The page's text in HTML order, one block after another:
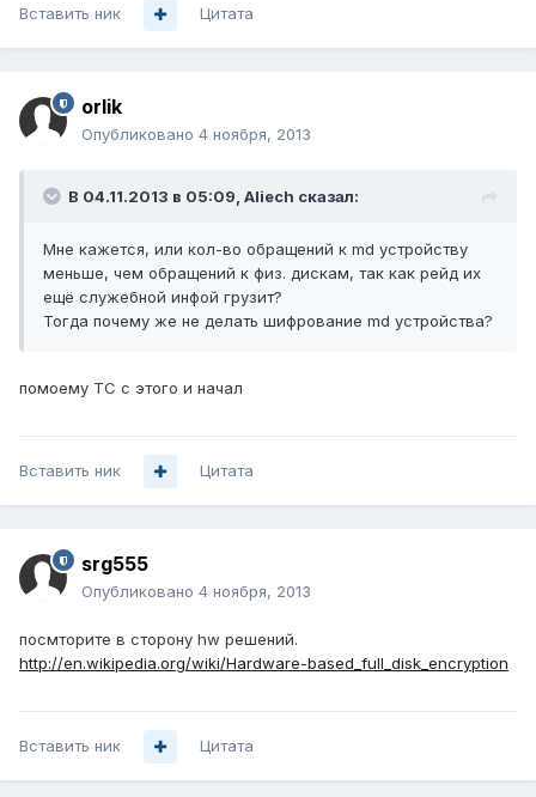
Вставить ник Цитата
orlik
Опубликовано 4 ноября, 2013
В 04.11.2013 в 05:09, Aliech сказал:
Мне кажется, или кол-во обращений к md устройству
меньше, чем обращений к физ. дискам, так как рейд их
ещё служебной инфой грузит?
Тогда почему же не делать шифрование md устройства?
помоему ТС с этого и начал
Вставить ник Цитата
srg555
Опубликовано 4 ноября, 2013
посмторите в сторону hw решений.
http://en.wikipedia.org/wiki/Hardware-based_full_disk_encryption
Вставить ник Цитата